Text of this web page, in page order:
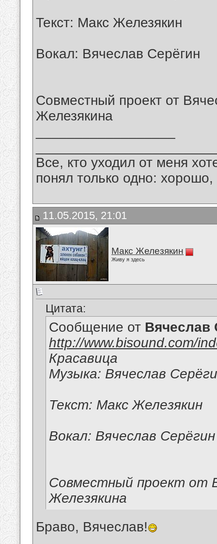
Текст: Макс Железякин
Вокал: Вячеслав Серёгин
Совместный проект от
Железякина
Все, кто уходил от меня
понял только одно:
11.05.2015, 21:01
Макс Железякин
Живу я здесь
Цитата:
Сообщение от Вячеслав
http://www.bisound.com/
Красавица
Музыка: Вячеслав
Текст: Макс Железякин
Вокал: Вячеслав Серёгин
Совместный проект от
Железякина
Браво, Вячеслав!